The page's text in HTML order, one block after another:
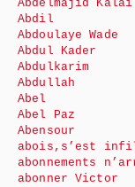
Abdelmajid Kalai
Abdil
Abdoulaye Wade
Abdul Kader
Abdulkarim
Abdullah
Abel
Abel Paz
Abensour
abois,s’est
abonnements
abonner Victor